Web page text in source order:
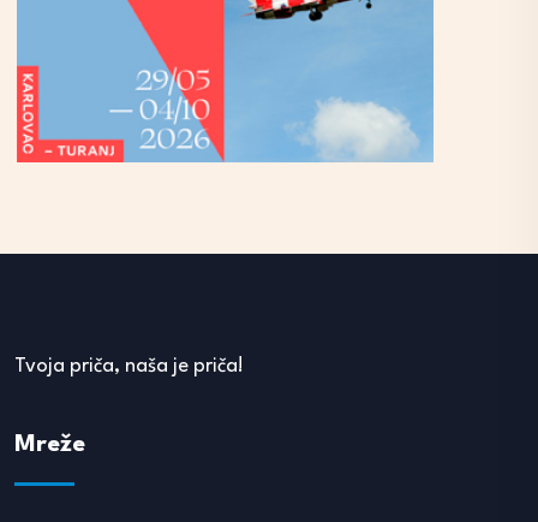
Tvoja priča, naša je priča!
Mreže